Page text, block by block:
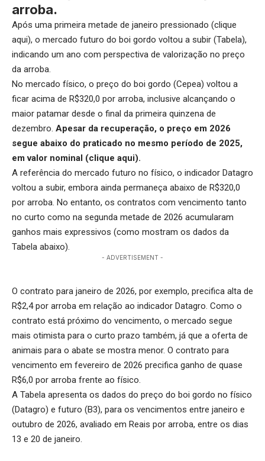
arroba.
Após uma primeira metade de janeiro pressionado (clique
aqui), o mercado futuro do boi gordo voltou a subir (Tabela),
indicando um ano com perspectiva de valorização no preço
da arroba.
No mercado físico, o preço do boi gordo (Cepea) voltou a
ficar acima de R$320,0 por arroba, inclusive alcançando o
maior patamar desde o final da primeira quinzena de
dezembro. Apesar da recuperação, o preço em 2026
segue abaixo do praticado no mesmo período de 2025,
em valor nominal (clique aqui).
A referência do mercado futuro no físico, o indicador Datagro
voltou a subir, embora ainda permaneça abaixo de R$320,0
por arroba. No entanto, os contratos com vencimento tanto
no curto como na segunda metade de 2026 acumularam
ganhos mais expressivos (como mostram os dados da
Tabela abaixo).
- ADVERTISEMENT -
O contrato para janeiro de 2026, por exemplo, precifica alta de
R$2,4 por arroba em relação ao indicador Datagro. Como o
contrato está próximo do vencimento, o mercado segue
mais otimista para o curto prazo também, já que a oferta de
animais para o abate se mostra menor. O contrato para
vencimento em fevereiro de 2026 precifica ganho de quase
R$6,0 por arroba frente ao físico.
A Tabela apresenta os dados do preço do boi gordo no físico
(Datagro) e futuro (B3), para os vencimentos entre janeiro e
outubro de 2026, avaliado em Reais por arroba, entre os dias
13 e 20 de janeiro.